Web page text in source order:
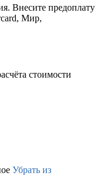
Внесите предоплату
Мир,
стоимости
Убрать из